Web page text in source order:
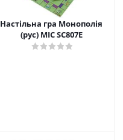
Настільна гра Монополія
(рус) MIC SC807E